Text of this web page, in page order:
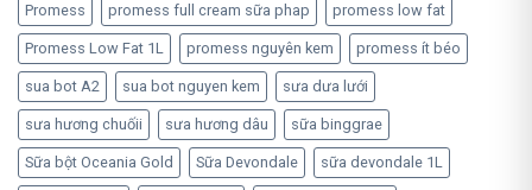
Promess promess full cream sữa phap promess low fat
Promess Low Fat 1L promess nguyên kem promess ít béo
sua bot A2 sua bot nguyen kem sưa dưa lưới
sưa hương chuốii sưa hương dâu sữa binggrae
Sữa bột Oceania Gold Sữa Devondale sữa devondale 1L